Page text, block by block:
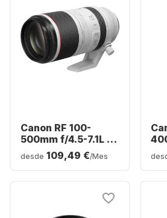
Canon RF 100-
500mm f/4.5-7.1L IS
USM Lens
desde 109,49 €/Mes